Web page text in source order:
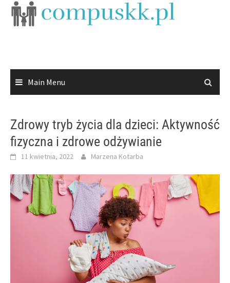
Skip
Main Menu
Zdrowy tryb życia dla dzieci: Aktywność
fizyczna i zdrowe odżywianie
11 kwietnia, 2022 Marzena Kotarba